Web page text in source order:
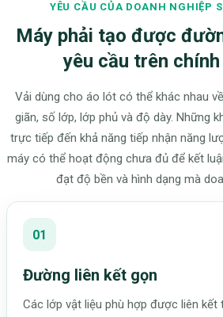
YÊU CẦU CỦA DOANH NGHIỆP
Máy phải tạo được
yêu cầu trên
Vải dùng cho áo lót có thể khác nhau
giãn, số lớp, lớp phủ và độ dày. Những
trực tiếp đến khả năng tiếp nhận năng
máy có thể hoạt động chưa đủ để kết
đạt độ bền và hình dạng mà
01
Đường liên kết gọn
Các lớp vật liệu phù hợp được liên kết